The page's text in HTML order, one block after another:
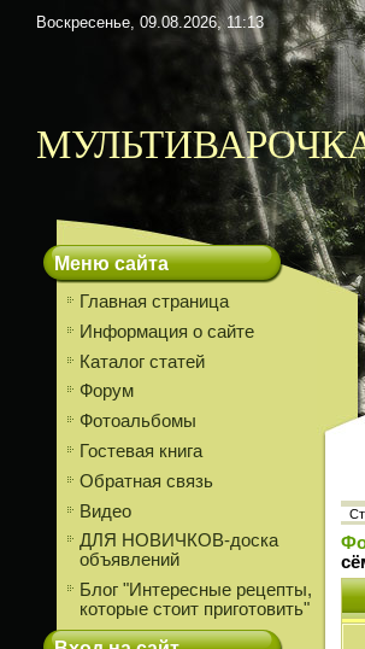
Воскресенье, 09.08.2026, 11:13
Меню сайта
Главная страница
Информация о сайте
Каталог статей
Форум
Фотоальбомы
Гостевая книга
Обратная связь
Видео
ДЛЯ НОВИЧКОВ-доска
объявлений
Блог "Интересные рецепты,
которые стоит приготовить"